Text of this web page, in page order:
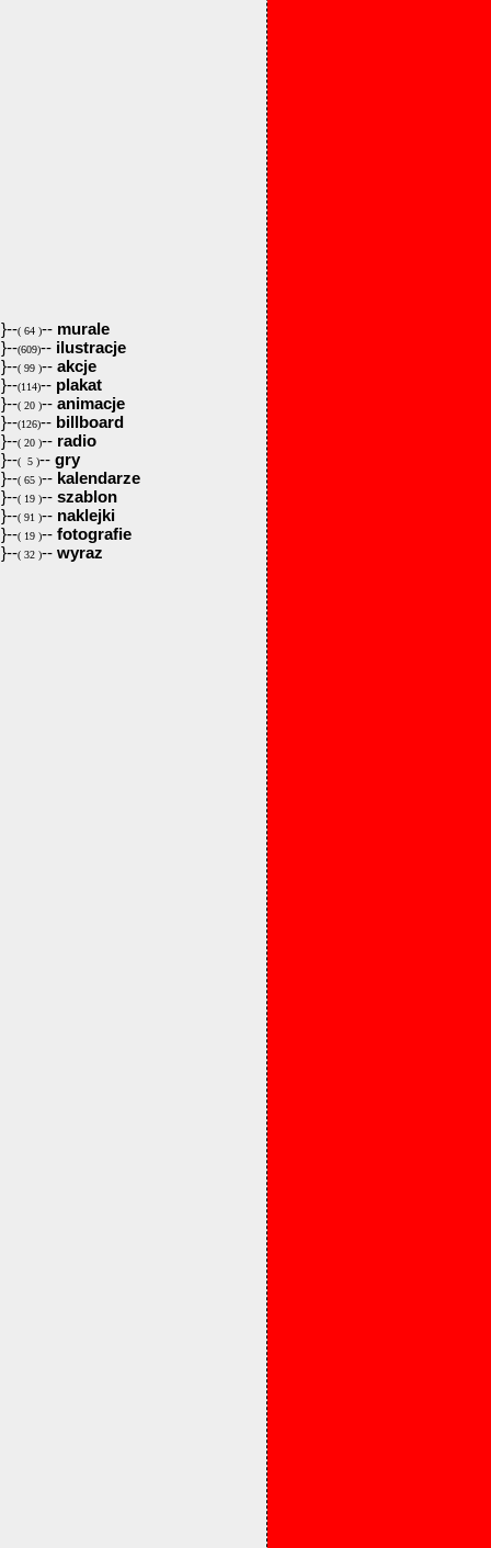
}--( 64 )-- murale
}--(609)-- ilustracje
}--( 99 )-- akcje
}--(114)-- plakat
}--( 20 )-- animacje
}--(126)-- billboard
}--( 20 )-- radio
}--( 5 )-- gry
}--( 65 )-- kalendarze
}--( 19 )-- szablon
}--( 91 )-- naklejki
}--( 19 )-- fotografie
}--( 32 )-- wyraz